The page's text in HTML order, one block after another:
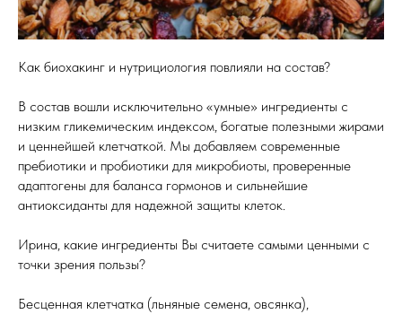
Как биохакинг и нутрициология повлияли на состав?
В состав вошли исключительно «умные» ингредиенты с
низким гликемическим индексом, богатые полезными жирами
и ценнейшей клетчаткой. Мы добавляем современные
пребиотики и пробиотики для микробиоты, проверенные
адаптогены для баланса гормонов и сильнейшие
антиоксиданты для надежной защиты клеток.
Ирина, какие ингредиенты Вы считаете самыми ценными с
точки зрения пользы?
Бесценная клетчатка (льняные семена, овсянка),